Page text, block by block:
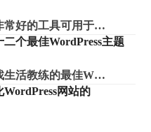
常好的工具可用于…
个最佳WordPress主题
生活教练的最佳W…
网站的